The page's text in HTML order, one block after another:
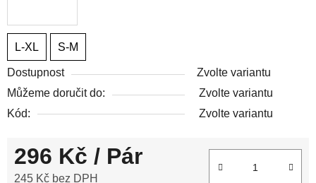
L-XL S-M
Dostupnost
Zvolte variantu
Můžeme doručit do:
Zvolte variantu
Kód:
Zvolte variantu
296 Kč / Pár
245 Kč bez DPH